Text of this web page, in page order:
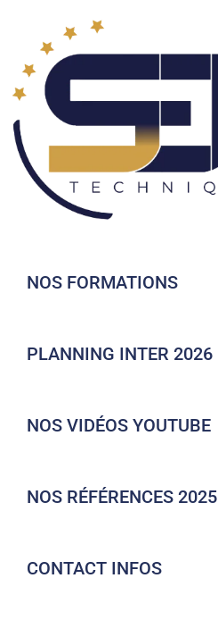
NOS FORMATIONS
PLANNING INTER 2026
NOS VIDÉOS YOUTUBE
NOS RÉFÉRENCES 2025
CONTACT INFOS